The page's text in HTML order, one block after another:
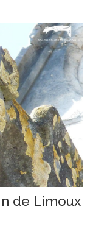
de Limoux